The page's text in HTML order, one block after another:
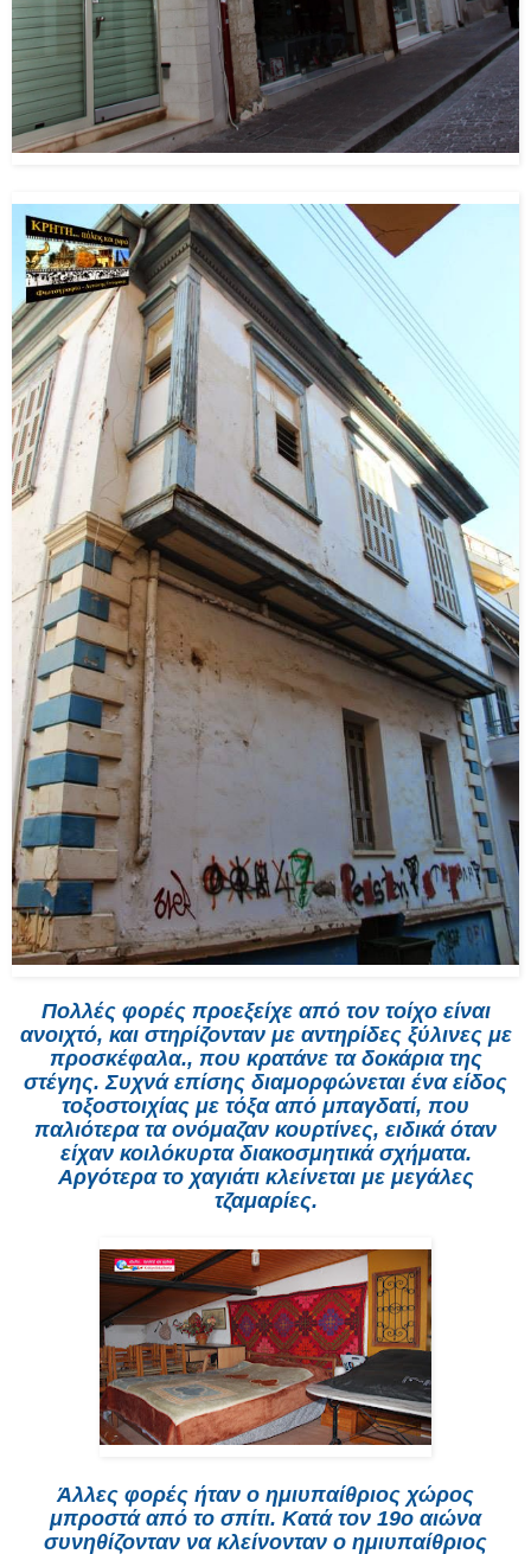
Πολλές φορές προεξείχε από τον τοίχο είναι
ανοιχτό, και στηρίζονταν με αντηρίδες ξύλινες με
προσκέφαλα., που κρατάνε τα δοκάρια της
στέγης. Συχνά επίσης διαμορφώνεται ένα είδος
τοξοστοιχίας με τόξα από μπαγδατί, που
παλιότερα τα ονόμαζαν κουρτίνες, ειδικά όταν
είχαν κοιλόκυρτα διακοσμητικά σχήματα.
Αργότερα το χαγιάτι κλείνεται με μεγάλες
τζαμαρίες.
Άλλες φορές ήταν ο ημιυπαίθριος χώρος
μπροστά από το σπίτι. Κατά τον 19ο αιώνα
συνηθίζονταν να κλείνονταν ο ημιυπαίθριος